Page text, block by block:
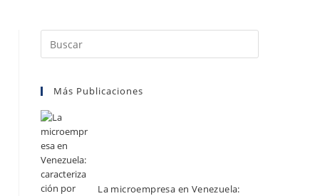
Más Publicaciones
La microempresa en Venezuela: